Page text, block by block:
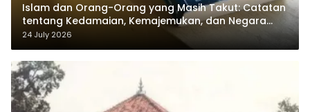
Islam dan Orang-Orang yang Masih Takut: Catatan
tentang Kedamaian, Kemajemukan, dan Negara
dalam Pemikiran Masykuri Abdillah
24 July 2026